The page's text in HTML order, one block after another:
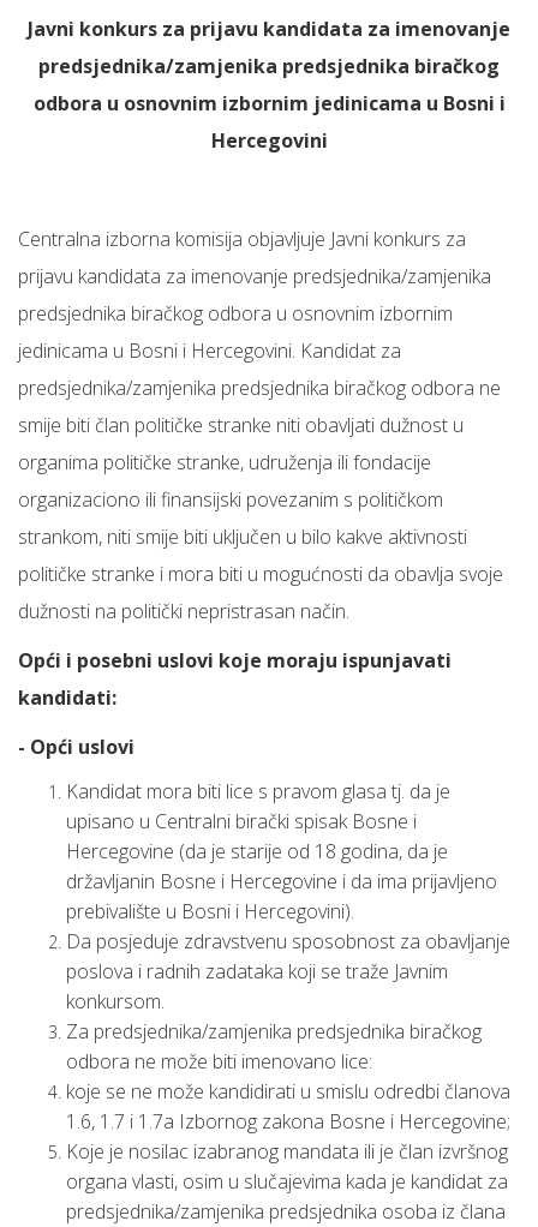
Javni konkurs za prijavu kandidata za imenovanje
predsjednika/zamjenika predsjednika biračkog
odbora u osnovnim izbornim jedinicama u Bosni i
Hercegovini
Centralna izborna komisija objavljuje Javni konkurs za
prijavu kandidata za imenovanje predsjednika/zamjenika
predsjednika biračkog odbora u osnovnim izbornim
jedinicama u Bosni i Hercegovini. Kandidat za
predsjednika/zamjenika predsjednika biračkog odbora ne
smije biti član političke stranke niti obavljati dužnost u
organima političke stranke, udruženja ili fondacije
organizaciono ili finansijski povezanim s političkom
strankom, niti smije biti uključen u bilo kakve aktivnosti
političke stranke i mora biti u mogućnosti da obavlja svoje
dužnosti na politički nepristrasan način.
Opći i posebni uslovi koje moraju ispunjavati
kandidati:
- Opći uslovi
Kandidat mora biti lice s pravom glasa tj. da je
upisano u Centralni birački spisak Bosne i
Hercegovine (da je starije od 18 godina, da je
državljanin Bosne i Hercegovine i da ima prijavljeno
prebivalište u Bosni i Hercegovini).
Da posjeduje zdravstvenu sposobnost za obavljanje
poslova i radnih zadataka koji se traže Javnim
konkursom.
Za predsjednika/zamjenika predsjednika biračkog
odbora ne može biti imenovano lice:
koje se ne može kandidirati u smislu odredbi članova
1.6, 1.7 i 1.7a Izbornog zakona Bosne i Hercegovine;
Koje je nosilac izabranog mandata ili je član izvršnog
organa vlasti, osim u slučajevima kada je kandidat za
predsjednika/zamjenika predsjednika osoba iz člana